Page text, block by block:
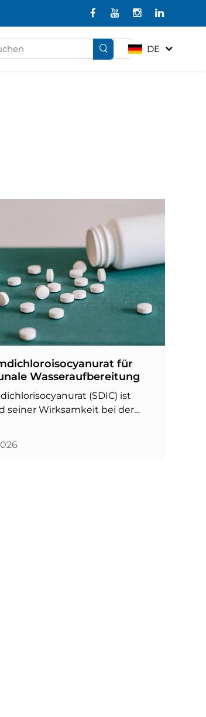
DE
für
Wasseraufbereitung
(SDIC) ist
seiner Wirksamkeit bei der